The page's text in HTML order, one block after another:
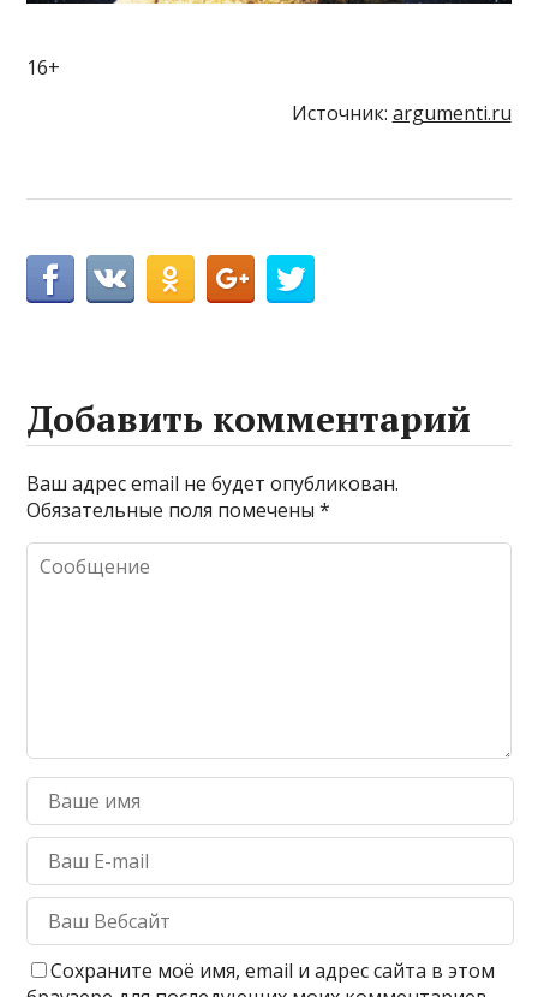
16+
Источник: argumenti.ru
Добавить комментарий
Ваш адрес email не будет опубликован.
Обязательные поля помечены*
Сохраните моё имя, email и адрес сайта в этом